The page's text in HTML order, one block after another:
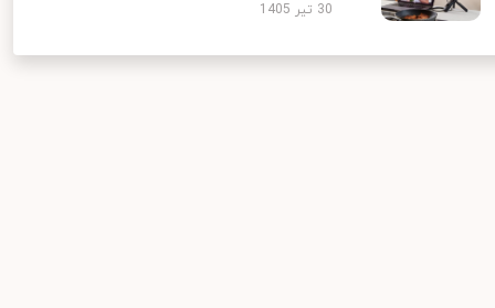
30 تیر 1405